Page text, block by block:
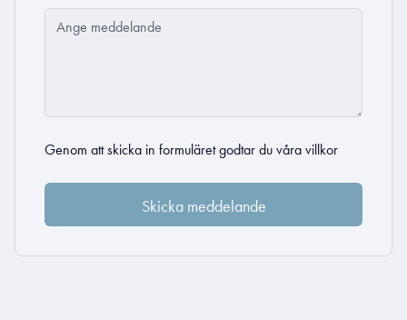
Genom att skicka in formuläret godtar du våra villkor